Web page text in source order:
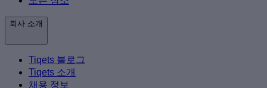
회사 소개
Tiqets 블로그
Tiqets 소개
채용 정보